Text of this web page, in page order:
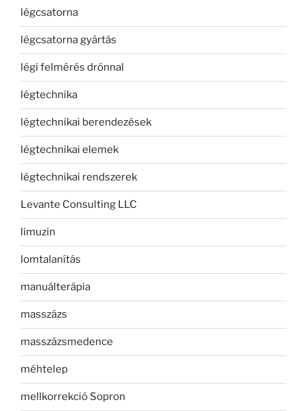
légcsatorna
légcsatorna gyártás
légi felmérés drónnal
légtechnika
légtechnikai berendezések
légtechnikai elemek
légtechnikai rendszerek
Levante Consulting LLC
limuzin
lomtalanítás
manuálterápia
masszázs
masszázsmedence
méhtelep
mellkorrekció Sopron